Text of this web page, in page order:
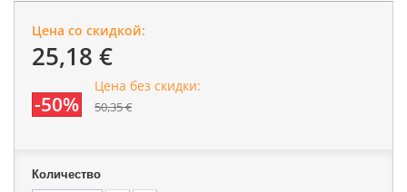
Цена со скидкой:
25,18 €
-50%
Цена без скидки:
50,35 €
Количество